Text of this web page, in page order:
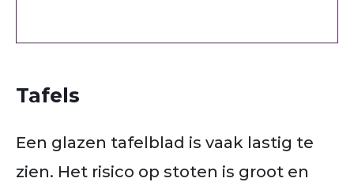
Tafels
Een glazen tafelblad is vaak lastig te
zien. Het risico op stoten is groot en